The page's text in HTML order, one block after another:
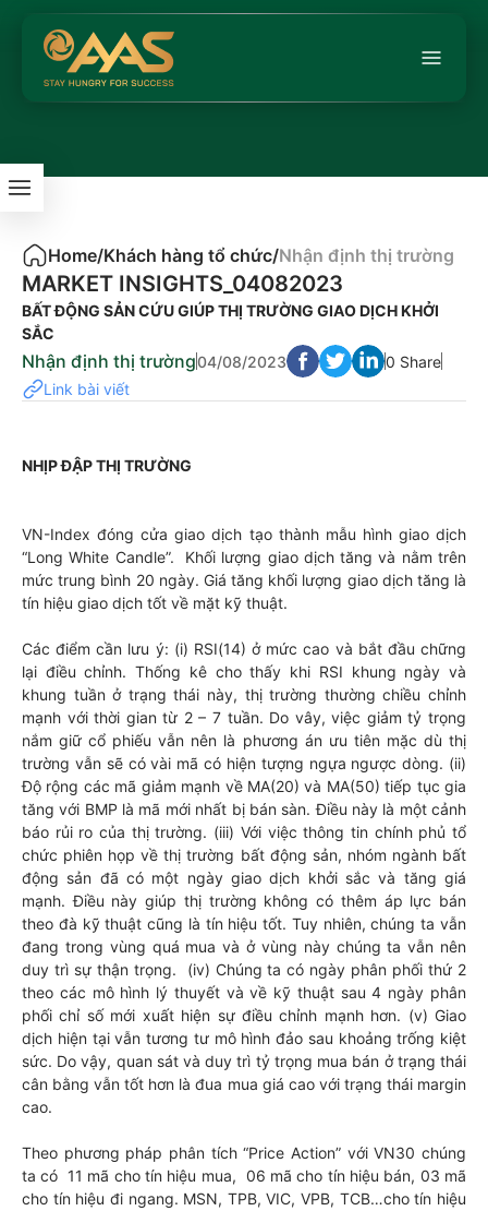
Home/Khách hàng tổ chức/Nhận định thị trường
MARKET INSIGHTS_04082023
BẤT ĐỘNG SẢN CỨU GIÚP THỊ TRƯỜNG GIAO DỊCH KHỞI
SẮC
Nhận định thị trường04/08/2023
0 Share
Link bài viết
NHỊP ĐẬP THỊ TRƯỜNG
VN-Index đóng cửa giao dịch tạo thành mẫu hình giao dịch
“Long White Candle”. Khối lượng giao dịch tăng và nằm trên
mức trung bình 20 ngày. Giá tăng khối lượng giao dịch tăng là
tín hiệu giao dịch tốt về mặt kỹ thuật.
Các điểm cần lưu ý: (i) RSI(14) ở mức cao và bắt đầu chững
lại điều chỉnh. Thống kê cho thấy khi RSI khung ngày và
khung tuần ở trạng thái này, thị trường thường chiều chỉnh
mạnh với thời gian từ 2 – 7 tuần. Do vây, việc giảm tỷ trọng
nắm giữ cổ phiếu vẫn nên là phương án ưu tiên mặc dù thị
trường vẫn sẽ có vài mã có hiện tượng ngựa ngược dòng. (ii)
Độ rộng các mã giảm mạnh về MA(20) và MA(50) tiếp tục gia
tăng với BMP là mã mới nhất bị bán sàn. Điều này là một cảnh
báo rủi ro của thị trường. (iii) Với việc thông tin chính phủ tổ
chức phiên họp về thị trường bất động sản, nhóm ngành bất
động sản đã có một ngày giao dịch khởi sắc và tăng giá
mạnh. Điều này giúp thị trường không có thêm áp lực bán
theo đà kỹ thuật cũng là tín hiệu tốt. Tuy nhiên, chúng ta vẫn
đang trong vùng quá mua và ở vùng này chúng ta vẫn nên
duy trì sự thận trọng. (iv) Chúng ta có ngày phân phối thứ 2
theo các mô hình lý thuyết và về kỹ thuật sau 4 ngày phân
phối chỉ số mới xuất hiện sự điều chỉnh mạnh hơn. (v) Giao
dịch hiện tại vẫn tương tư mô hình đảo sau khoảng trống kiệt
sức. Do vậy, quan sát và duy trì tỷ trọng mua bán ở trạng thái
cân bằng vẫn tốt hơn là đua mua giá cao với trạng thái margin
cao.
Theo phương pháp phân tích “Price Action” với VN30 chúng
ta có 11 mã cho tín hiệu mua, 06 mã cho tín hiệu bán, 03 mã
cho tín hiệu đi ngang. MSN, TPB, VIC, VPB, TCB…cho tín hiệu